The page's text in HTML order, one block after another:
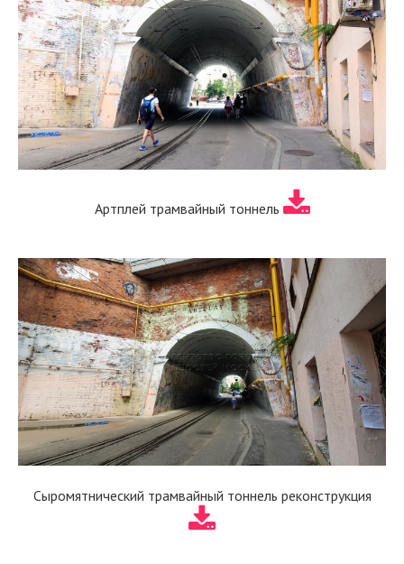
Артплей трамвайный тоннель
Сыромятнический трамвайный тоннель реконструкция